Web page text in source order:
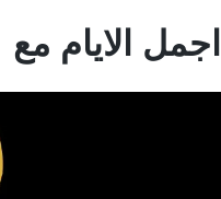
الايام مع